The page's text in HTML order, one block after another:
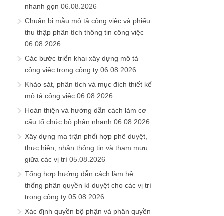
nhanh gọn 06.08.2026
Chuẩn bị mẫu mô tả công việc và phiếu
thu thập phân tích thông tin công việc
06.08.2026
Các bước triển khai xây dựng mô tả
công việc trong công ty 06.08.2026
Khảo sát, phân tích và mục đích thiết kế
mô tả công việc 06.08.2026
Hoàn thiện và hướng dẫn cách làm cơ
cấu tổ chức bộ phận nhanh 06.08.2026
Xây dựng ma trận phối hợp phê duyệt,
thực hiện, nhận thông tin và tham mưu
giữa các vị trí 05.08.2026
Tổng hợp hướng dẫn cách làm hệ
thống phân quyền kí duyệt cho các vị trí
trong công ty 05.08.2026
Xác định quyền bộ phận và phân quyền